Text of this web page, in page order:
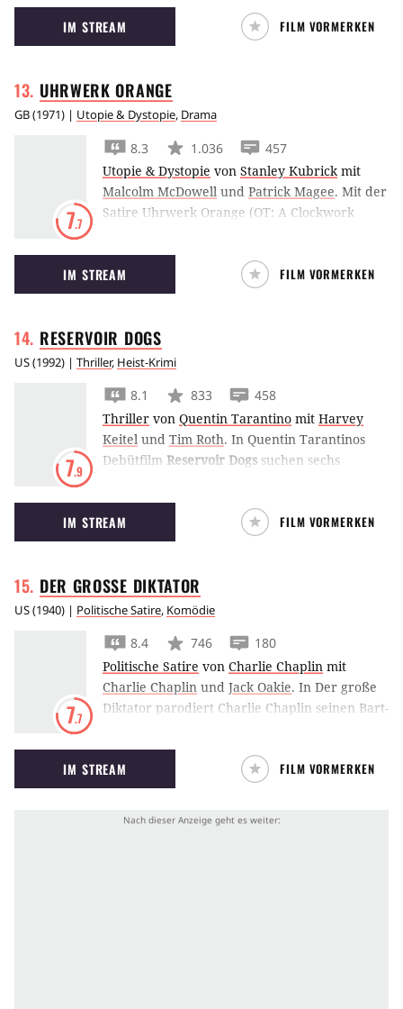
Dabei nehmen sie die Spur des Pornoring-
Betreibers Pierce Patchett auf.
IM STREAM FILM VORMERKEN
UHRWERKORANGE
GB(1971) | Utopie & Dystopie, Drama
7.7
8.3 1.036
457
Utopie & Dystopie von Stanley Kubrickmit
Malcolm McDowell und Patrick Magee. Mit der
Satire Uhrwerk Orange (OT: A Clockwork
geschaffen – basierend auf dem Kultbuch von
Anthony Burgess.
IM STREAM FILM VORMERKEN
RESERVOIR DOGS
US(1992) | Thriller, Heist-Krimi
7.9
8.1 833
458
Thriller von Quentin Tarantino mit Harvey
Keitel und Tim Roth. In Quentin Tarantinos
Debütfilm Reservoir Dogs suchen sechs
Verräter in den eigenen Reihen.
IM STREAM FILM VORMERKEN
DER GROSSE DIKTATOR
US(1940) | Politische Satire, Komödie
7.7
8.4 746
180
Politische Satire von Charlie Chaplin mit
Charlie Chaplin und Jack Oakie. In Der große
Diktator parodiert Charlie Chaplin seinen Bart-
Verwechlungskomödie mit einem jüdischen
Friseur verwickelt.
IM STREAM FILM VORMERKEN